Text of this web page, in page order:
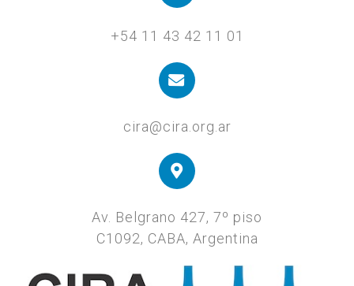
+54 11 43 42 11 01
cira@cira.org.ar
Av. Belgrano 427, 7º piso
C1092, CABA, Argentina